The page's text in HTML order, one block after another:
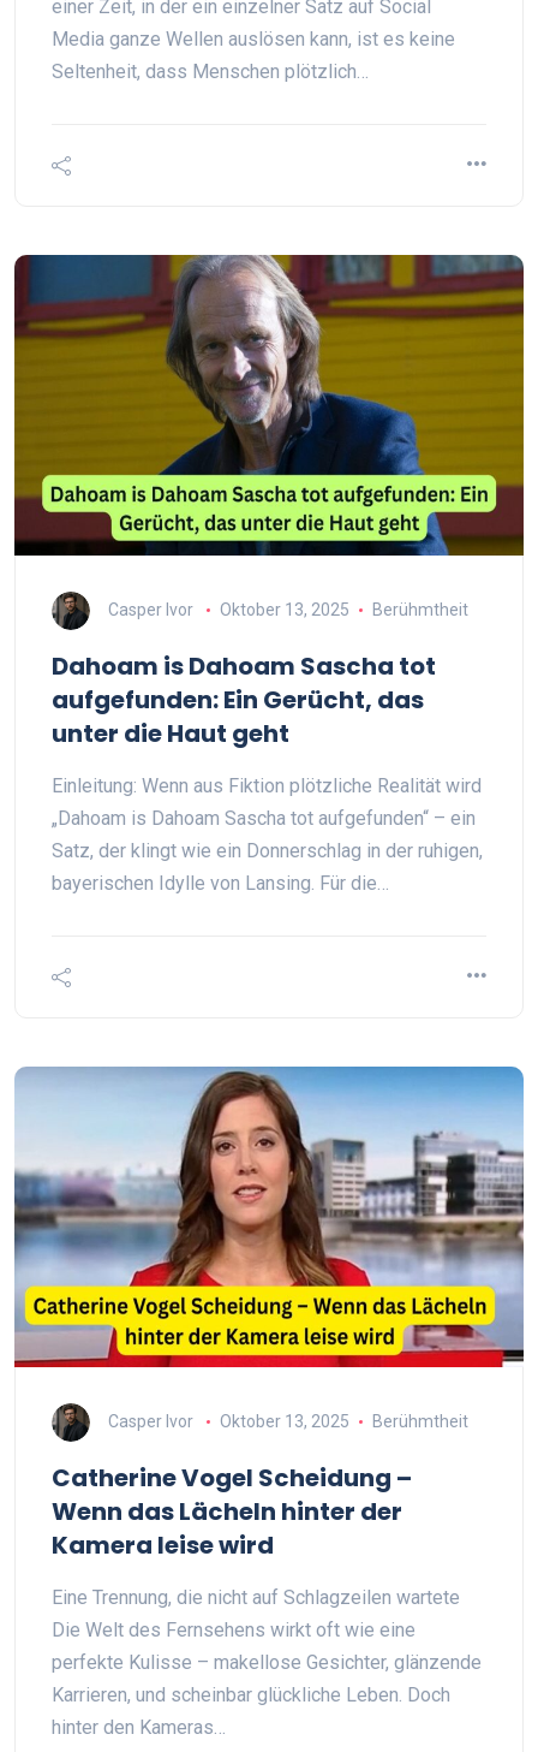
einer Zeit, in der ein einzelner Satz auf Social
Media ganze Wellen auslösen kann, ist es keine
Seltenheit, dass Menschen plötzlich…
Casper Ivor Oktober 13, 2025 Berühmtheit
Dahoam is Dahoam Sascha tot
aufgefunden: Ein Gerücht, das
unter die Haut geht
Einleitung: Wenn aus Fiktion plötzliche Realität wird
„Dahoam is Dahoam Sascha tot aufgefunden“ – ein
Satz, der klingt wie ein Donnerschlag in der ruhigen,
bayerischen Idylle von Lansing. Für die…
Casper Ivor Oktober 13, 2025 Berühmtheit
Catherine Vogel Scheidung –
Wenn das Lächeln hinter der
Kamera leise wird
Eine Trennung, die nicht auf Schlagzeilen wartete
Die Welt des Fernsehens wirkt oft wie eine
perfekte Kulisse – makellose Gesichter, glänzende
Karrieren, und scheinbar glückliche Leben. Doch
hinter den Kameras…